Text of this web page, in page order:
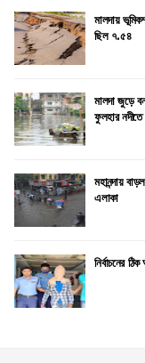
মালদায়
ছিল ৭.৫৪
মালদা জুড়ে
ফুলহার নদীতে
মহানন্দায়
এলাকা
নির্বাচনের